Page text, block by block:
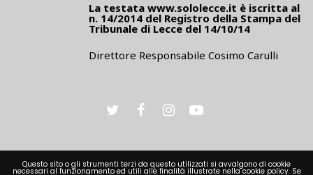
La testata www.sololecce.it è iscritta al
n. 14/2014 del Registro della Stampa del
Tribunale di Lecce del 14/10/14
Direttore Responsabile Cosimo Carulli
Questo sito o gli strumenti terzi da questo utilizzati si avvalgono di cookie
necessari al funzionamento ed utili alle finalità illustrate nella cookie policy. Se